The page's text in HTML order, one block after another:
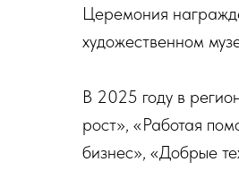
Церемония
художественном
В 2025 году в
рост», «Работая
бизнес», «Добрые